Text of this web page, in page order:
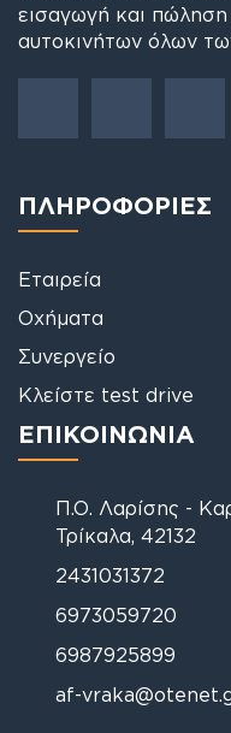
εισαγωγή και
αυτοκινήτων όλων
ΠΛΗΡΟΦΟΡΙΕΣ
Εταιρεία
Οχήματα
Συνεργείο
Κλείστε test drive
ΕΠΙΚΟΙΝΩΝΙΑ
Π.Ο. Λαρίσης -
Τρίκαλα, 42132
2431031372
6973059720
6987925899
af-